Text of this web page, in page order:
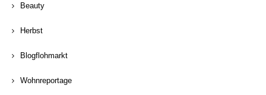
Beauty
Herbst
Blogflohmarkt
Wohnreportage